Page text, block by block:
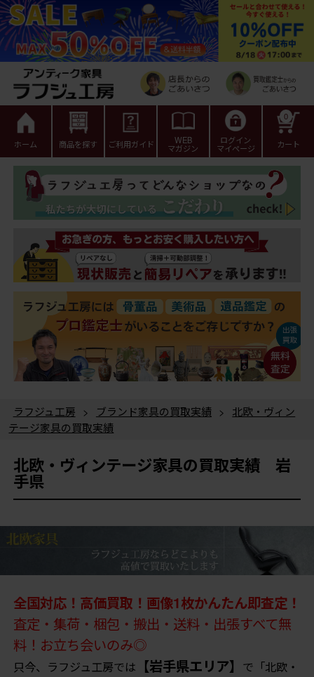
ホーム 商品を探す ご利用ガイド WEB
マガジン
ログイン
マイページ カート
0
ラフジュ工房 > ブランド家具の買取実績 >
北欧・ヴィン
テージ家具の買取実績
北欧・ヴィンテージ家具の買取実績 岩
手県
全国対応！高価買取！画像1枚かんたん即査定！
査定・集荷・梱包・搬出・送料・出張すべて無
料！お立ち会いのみ◎
只今、ラフジュ工房では 【岩手県エリア】 で「北欧・